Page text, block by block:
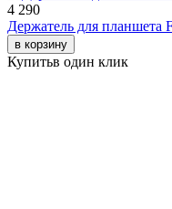
4 290
Держатель для
в корзину
Купитьв один клик